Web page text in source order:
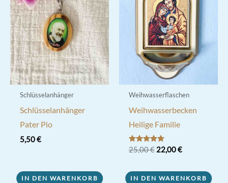
Optionen
können
auf
der
Produktseite
gewählt
werden
Schlüsselanhänger
Schlüsselanhänger
Pater Pio
5,50€
IN DEN WARENKORB
Weihwasserflaschen
Weihwasserbecken
Heilige Familie
Bewertet mit
5.00
25,00€ Ursprünglicher
25,00 €
22,00€Aktueller
22,00 €.
IN DEN WARENKORB